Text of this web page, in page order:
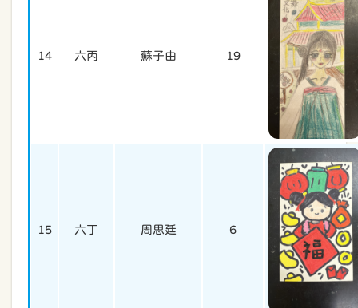
14 六丙 蘇子由 19
15 六丁 周思廷 6